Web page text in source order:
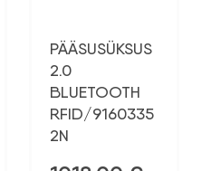
PÄÄSUSÜKSUS
2.0
BLUETOOTH
RFID/9160335
2N